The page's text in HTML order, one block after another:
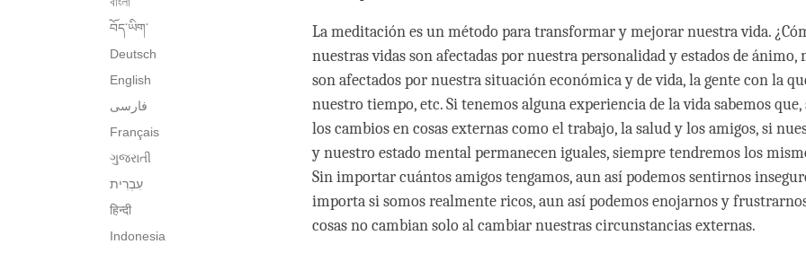
བོད་ཡིག་
Deutsch
English
فارسی
Français
ગુજરાતી
हिन्दी
Indonesia
La meditación es un método para transformar y mejorar nuestra vida.
nuestras vidas son afectadas por nuestra personalidad y estados de ánimo,
son afectados por nuestra situación económica y de vida, la gente con la
nuestro tiempo, etc. Si tenemos alguna experiencia de la vida sabemos
los cambios en cosas externas como el trabajo, la salud y los amigos, si
y nuestro estado mental permanecen iguales, siempre tendremos los
Sin importar cuántos amigos tengamos, aun así podemos sentirnos
importa si somos realmente ricos, aun así podemos enojarnos y
cosas no cambian solo al cambiar nuestras circunstancias externas.